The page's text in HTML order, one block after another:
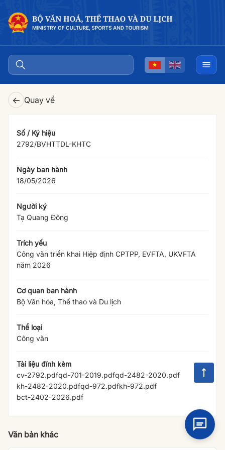
← Quay về
Số / Ký hiệu
2792/BVHTTDL-KHTC
Ngày ban hành
18/05/2026
Người ký
Tạ Quang Đông
Trích yếu
Công văn triển khai Hiệp định CPTPP, EVFTA, UKVFTA
năm 2026
Cơ quan ban hành
Bộ Văn hóa, Thể thao và Du lịch
Thể loại
Công văn
Tài liệu đính kèm
cv-2792.pdfqd-701-2019.pdfqd-2482-2020.pdf
kh-2482-2020.pdfqd-972.pdfkh-972.pdf
bct-2402-2026.pdf
Văn bản khác